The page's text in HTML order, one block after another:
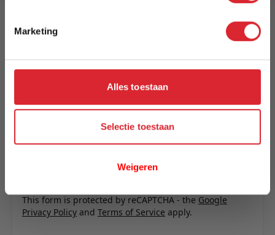
Marketing
Alles toestaan
Selectie toestaan
Weigeren
U plaatst een review over:
Innovation Living Neah X 160 Sofa
Bed with Standard Arms - stof 321
Uw naam
Review
This form is protected by reCAPTCHA - the Google
Privacy Policy and Terms of Service apply.